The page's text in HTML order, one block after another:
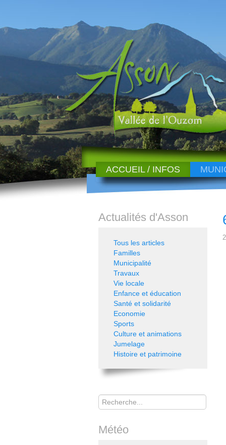
ACCUEIL / INFOS
Actualités d'Asson
Tous les articles
Familles
Municipalité
Travaux
Vie locale
Enfance et éducation
Santé et solidarité
Economie
Sports
Culture et animations
Jumelage
Histoire et patrimoine
Rechercher
Météo